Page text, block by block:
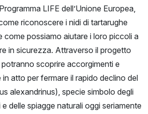
LIFE dell’Unione Europea,
riconoscere i nidi di tartarughe
come possiamo aiutare i loro piccoli a
in sicurezza. Attraverso il progetto
scoprire accorgimenti e
atto per fermare il rapido declino del
alexandrinus), specie simbolo degli
delle spiagge naturali oggi seriamente